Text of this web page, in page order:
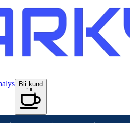
Bli kund